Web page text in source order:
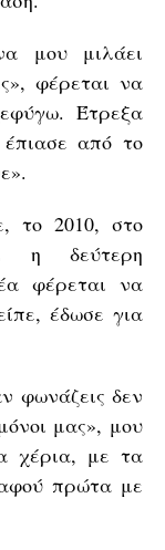
μου μιλάει
φέρεται να
Έτρεξα
από το
το 2010, στο
η δεύτερη
φέρεται να
έδωσε για
φωνάζεις δεν
μας», μου
χέρια, με τα
πρώτα με